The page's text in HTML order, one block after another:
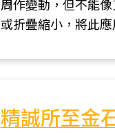
周作變動，但不能
或折疊縮小，將此
精誠所至金